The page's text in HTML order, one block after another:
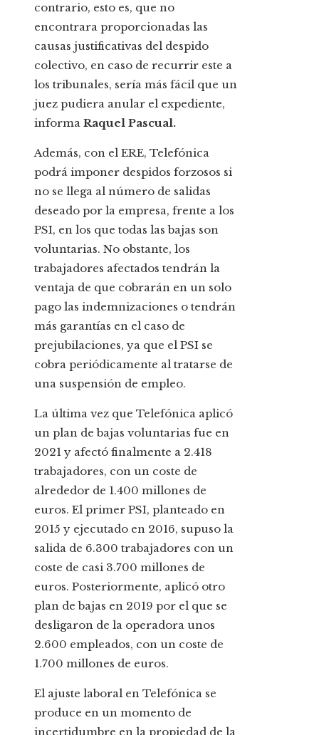
contrario, esto es, que no
encontrara proporcionadas las
causas justificativas del despido
colectivo, en caso de recurrir este a
los tribunales, sería más fácil que un
juez pudiera anular el expediente,
informa Raquel Pascual.
Además, con el ERE, Telefónica
podrá imponer despidos forzosos si
no se llega al número de salidas
deseado por la empresa, frente a los
PSI, en los que todas las bajas son
voluntarias. No obstante, los
trabajadores afectados tendrán la
ventaja de que cobrarán en un solo
pago las indemnizaciones o tendrán
más garantías en el caso de
prejubilaciones, ya que el PSI se
cobra periódicamente al tratarse de
una suspensión de empleo.
La última vez que Telefónica aplicó
un plan de bajas voluntarias fue en
2021 y afectó finalmente a 2.418
trabajadores, con un coste de
alrededor de 1.400 millones de
euros. El primer PSI, planteado en
2015 y ejecutado en 2016, supuso la
salida de 6.300 trabajadores con un
coste de casi 3.700 millones de
euros. Posteriormente, aplicó otro
plan de bajas en 2019 por el que se
desligaron de la operadora unos
2.600 empleados, con un coste de
1.700 millones de euros.
El ajuste laboral en Telefónica se
produce en un momento de
incertidumbre en la propiedad de la